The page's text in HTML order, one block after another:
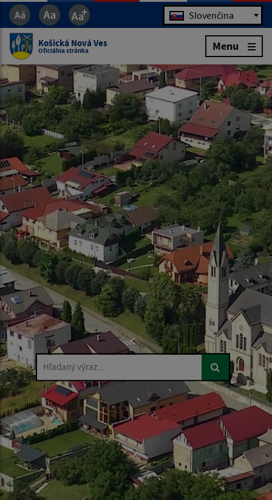
Jazyk Slovenčina
Košická Nová Ves
Oficiálna stránka Menu
Hľadaný výraz...